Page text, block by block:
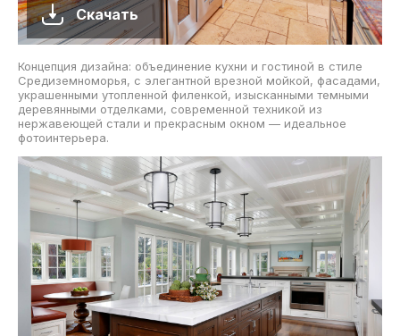
Скачать
Концепция дизайна: объединение кухни и гостиной в стиле
Средиземноморья, с элегантной врезной мойкой, фасадами,
украшенными утопленной филенкой, изысканными темными
деревянными отделками, современной техникой из
нержавеющей стали и прекрасным окном — идеальное
фотоинтерьера.